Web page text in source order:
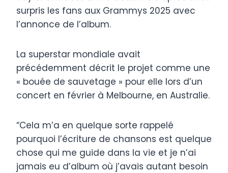
surpris les fans aux Grammys 2025 avec
l’annonce de l’album.
La superstar mondiale avait
précédemment décrit le projet comme une
« bouée de sauvetage » pour elle lors d’un
concert en février à Melbourne, en Australie.
“Cela m’a en quelque sorte rappelé
pourquoi l’écriture de chansons est quelque
chose qui me guide dans la vie et je n’ai
jamais eu d’album où j’avais autant besoin